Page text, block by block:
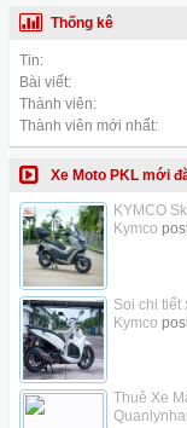
Thống kê
Tin:
Bài viết:
Thành viên:
Thành viên mới nhất:
Xe Moto PKL mới
KYMCO
Kymco
Soi chi tiết
Kymco
Thuê Xe